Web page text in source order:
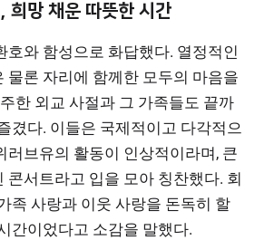
희망 채운 따뜻한 시간
호와 함성으로 화답했다. 열정적인
물론 자리에 함께한 모두의 마음을
한 외교 사절과 그 가족들도 끝까
겼다. 이들은 국제적이고 다각적으
러브유의 활동이 인상적이라며, 큰
콘서트라고 입을 모아 칭찬했다. 회
족 사랑과 이웃 사랑을 돈독히 할
간이었다고 소감을 말했다.